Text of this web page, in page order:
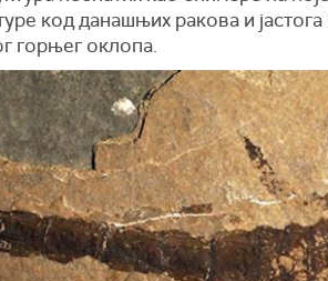
код данашњих ракова и
горњег оклопа.